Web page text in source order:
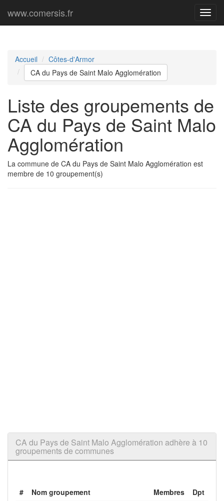
Menu
www.comersis.fr
Accueil
Côtes-d'Armor
CA du Pays de Saint Malo Agglomération
Liste des groupements de
CA du Pays de Saint Malo
Agglomération
La commune de CA du Pays de Saint Malo Agglomération est
membre de 10 groupement(s)
CA du Pays de Saint Malo Agglomération adhère à 10
groupements de communes
# Nom groupement Membres
Dpt